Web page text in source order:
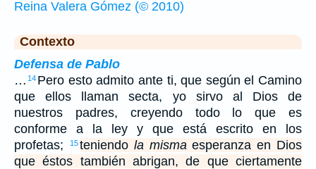
Reina Valera Gómez (© 2010)
Contexto
Defensa de Pablo
… 14 Pero esto admito ante ti, que según el Camino
que ellos llaman secta, yo sirvo al Dios de
nuestros padres, creyendo todo lo que es
conforme a la ley y que está escrito en los
profetas;
15teniendo la misma esperanza en Dios
que éstos también abrigan, de que ciertamente